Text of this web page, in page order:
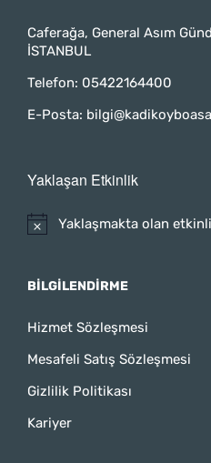
Caferağa, General Asım
İSTANBUL
Telefon: 05422164400
E-Posta:
Yaklaşan Etkinlik
Yaklaşmakta olan
BILGILENDIRME
Hizmet Sözleşmesi
Mesafeli Satış Sözleşmesi
Gizlilik Politikası
Kariyer